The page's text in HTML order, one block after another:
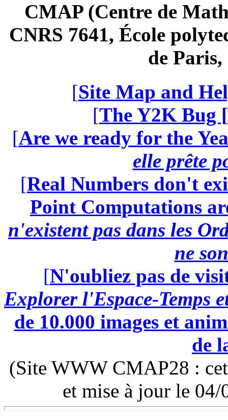
CMAP (Centre de
CNRS 7641, École
de
[Site Map and
[The Y2K Bug [
[Are we ready for the
elle prête
[Real Numbers don't
Point Computations
n'existent pas dans les
ne
[N'oubliez pas de
Explorer l'Espace-Temps
de 10.000 images et
de
(Site WWW CMAP28 :
et mise à jour le